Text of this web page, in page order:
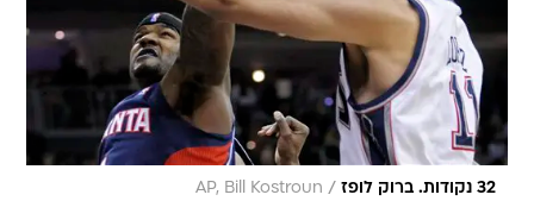
32 נקודות. ברוק לופז /
AP, Bill Kostroun